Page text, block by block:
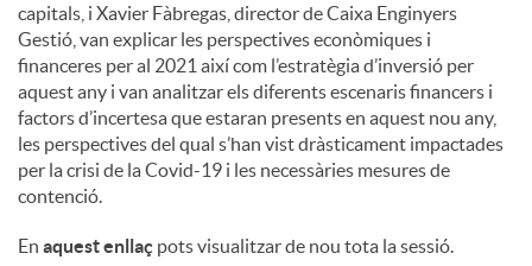
capitals, i Xavier Fàbregas, director de Caixa Enginyers
Gestió, van explicar les perspectives econòmiques i
financeres per al 2021 així com l’estratègia d’inversió per
aquest any i van analitzar els diferents escenaris financers i
factors d’incertesa que estaran presents en aquest nou any,
les perspectives del qual s’han vist dràsticament impactades
per la crisi de la Covid-19 i les necessàries mesures de
contenció.
En aquest enllaç pots visualitzar de nou tota la sessió.